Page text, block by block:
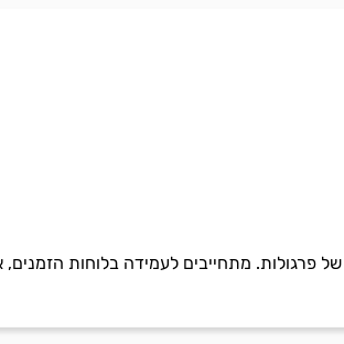
פרגולות. מתחייבים לעמידה בלוחות